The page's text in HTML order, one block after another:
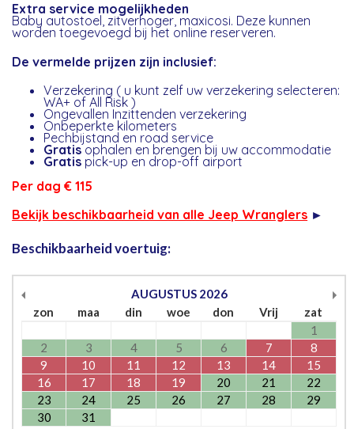
Extra service mogelijkheden
Baby autostoel, zitverhoger, maxicosi. Deze kunnen
worden toegevoegd bij het online reserveren.
De vermelde prijzen zijn inclusief:
Verzekering ( u kunt zelf uw verzekering selecteren:
WA+ of All Risk )
Ongevallen Inzittenden verzekering
Onbeperkte kilometers
Pechbijstand en road service
Gratisophalen en brengen bij uw accommodatie
Gratis pick-up en drop-off airport
Per dag € 115
Bekijk beschikbaarheid van alle Jeep Wranglers ►
Beschikbaarheid voertuig:
AUGUSTUS 2026
zon
maa din woe don Vrij
zat
1
2
3 4 5 6 7
8
9
10 11 12 13 14
15
16
17 18 19 20 21
22
23
24 25 26 27 28
29
30
31